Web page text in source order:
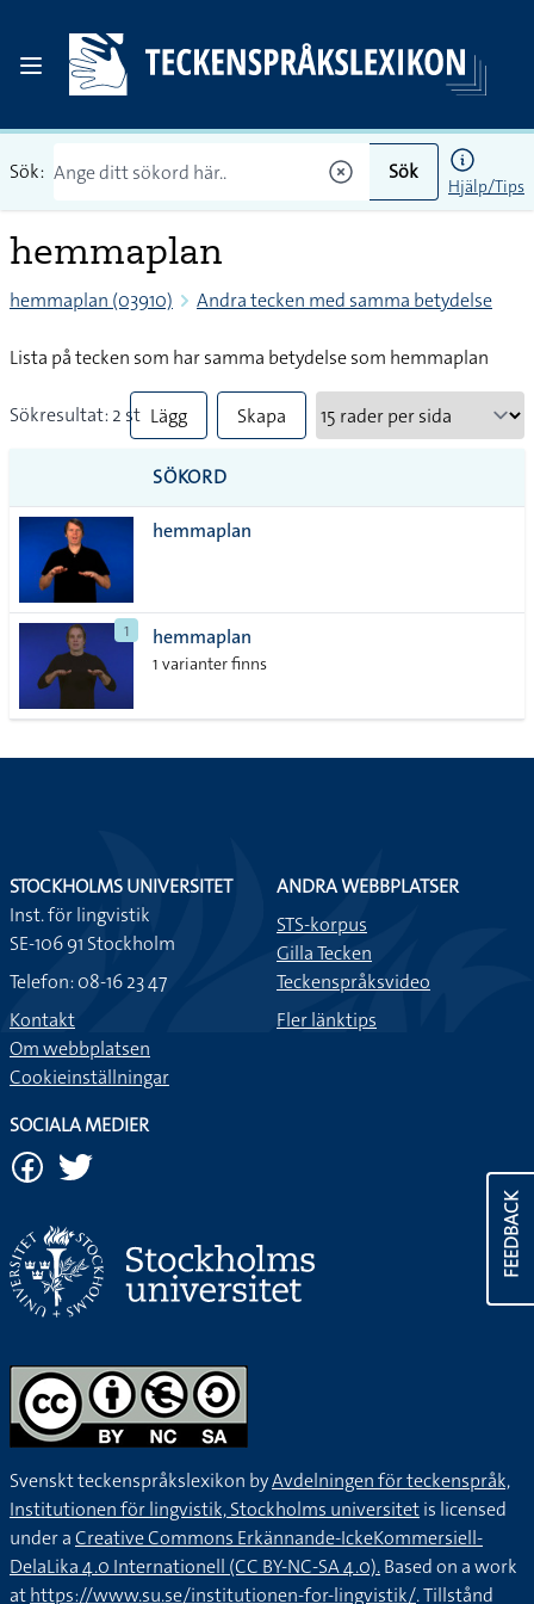
Sök: Sök
Hjälp/Tips
hemmaplan
hemmaplan (03910) Andra tecken med samma betydelse
Lista på tecken som har samma betydelse som hemmaplan
Sökresultat: 2 st Lägg
till
alla i
Skapa
SÖKORD
hemmaplan
1 hemmaplan
1 varianter finns
FEEDBACK
STOCKHOLMS UNIVERSITET
Inst. för lingvistik
SE-106 91 Stockholm
Telefon: 08-16 23 47
Kontakt
Om webbplatsen
Cookieinställningar
ANDRA WEBBPLATSER
STS-korpus
Gilla Tecken
Teckenspråksvideo
Fler länktips
SOCIALA MEDIER
Svenskt teckenspråkslexikon byAvdelningen för teckenspråk,
Institutionen för lingvistik, Stockholms universitetis licensed
under aCreative Commons Erkännande-IckeKommersiell-
DelaLika 4.0 Internationell (CC BY-NC-SA 4.0).Based on a work
athttps://www.su.se/institutionen-for-lingvistik/. Tillstånd